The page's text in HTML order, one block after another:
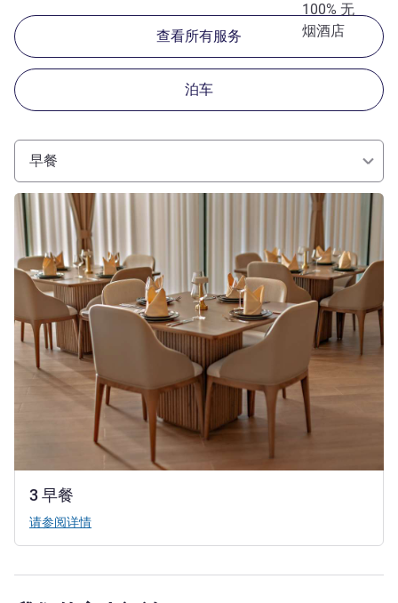
100% 无
烟酒店
查看所有服务
泊车
早餐
3 早餐
请参阅详情
请参阅详情